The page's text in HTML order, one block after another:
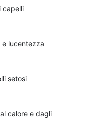
capelli
e lucentezza
setosi
calore e dagli